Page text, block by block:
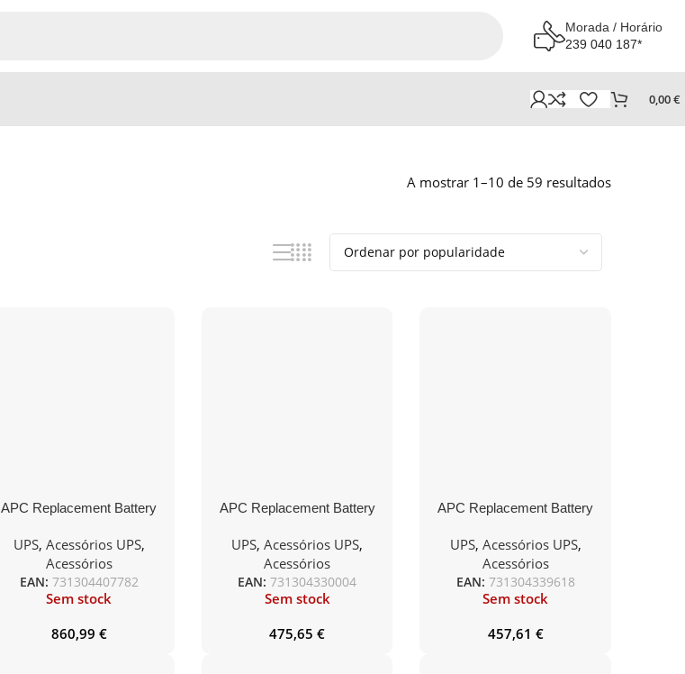
Morada / Horário
239 040 187*
0,00€
A mostrar 1–10 de 59 resultados
APC Replacement Battery
UPS, Acessórios UPS,
Acessórios
EAN: 731304407782
Sem stock
860,99 €
APC Replacement Battery
UPS,Acessórios UPS,
Acessórios
EAN:731304330004
Sem stock
475,65€
APC Replacement Battery
UPS, Acessórios UPS,
Acessórios
EAN: 731304339618
Sem stock
457,61 €